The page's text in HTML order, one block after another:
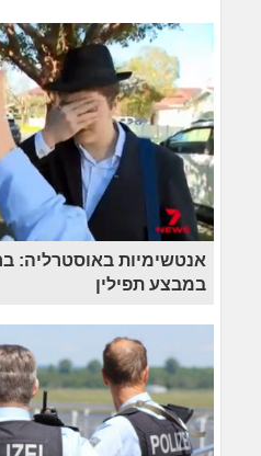
אנטשימיות באוסטרליה:
במבצע תפילין